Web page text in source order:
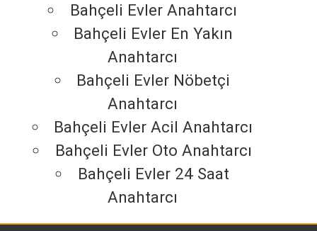
Bahçeli Evler Anahtarcı
Bahçeli Evler En Yakın
Anahtarcı
Bahçeli Evler Nöbetçi
Anahtarcı
Bahçeli Evler Acil Anahtarcı
Bahçeli Evler Oto Anahtarcı
Bahçeli Evler 24 Saat
Anahtarcı